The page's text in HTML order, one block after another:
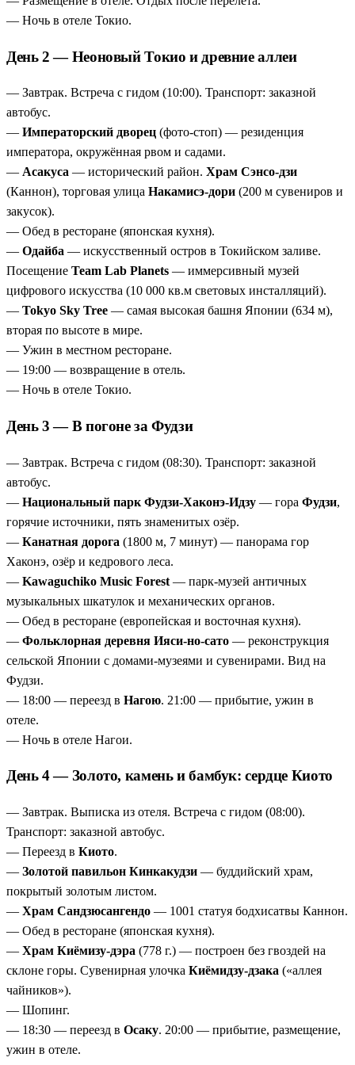
Остров Миядзима
Сад Кораку-эн в Окаяме— один из трёх величайших
Team Lab Planets и Sky Tree— современное искусство
и панорама Токио.
Синкансен в программе— переезд Киото – Токио на
скоростном поезде.
Индивидуальный тур в любые даты— старт, когда
удобно вам.
— Ночь в отеле Токио.
День 2 — Неоновый Токио и древние аллеи
— Завтрак. Встреча с гидом (10:00). Транспорт: заказной
автобус.
— Императорский дворец (фото-стоп) — резиденция
императора, окружённая рвом и садами.
— Асакуса — исторический район. Храм Сэнсо-дзи
(Каннон), торговая улица Накамисэ-дори (200 м сувениров и
закусок).
— Обед в ресторане (японская кухня).
— Одайба — искусственный остров в Токийском заливе.
Посещение Team Lab Planets — иммерсивный музей
цифрового искусства (10 000 кв.м световых инсталляций).
— Tokyo Sky Tree — самая высокая башня Японии (634 м),
вторая по высоте в мире.
— Ужин в местном ресторане.
— 19:00 — возвращение в отель.
— Ночь в отеле Токио.
День 3 — В погоне за Фудзи
— Завтрак. Встреча с гидом (08:30). Транспорт: заказной
автобус.
— Национальный парк Фудзи-Хаконэ-Идзу — гора Фудзи,
горячие источники, пять знаменитых озёр.
— Канатная дорога (1800 м, 7 минут) — панорама гор
Хаконэ, озёр и кедрового леса.
— Kawaguchiko Music Forest — парк-музей античных
музыкальных шкатулок и механических органов.
— Обед в ресторане (европейская и восточная кухня).
— Фольклорная деревня Ияси-но-сато — реконструкция
сельской Японии с домами-музеями и сувенирами. Вид на
Фудзи.
— 18:00 — переезд в Нагою. 21:00 — прибытие, ужин в
отеле.
— Ночь в отеле Нагои.
День 4 — Золото, камень и бамбук: сердце Киото
— Завтрак. Выписка из отеля. Встреча с гидом (08:00).
Транспорт: заказной автобус.
— Переезд в Киото.
— Золотой павильон Кинкакудзи — буддийский храм,
покрытый золотым листом.
— Храм Сандзюсангендо — 1001 статуя бодхисатвы Каннон.
— Обед в ресторане (японская кухня).
— Храм Киёмизу-дэра (778 г.) — построен без гвоздей на
склоне горы. Сувенирная улочка Киёмидзу-дзака («аллея
чайников»).
— Шопинг.
— 18:30 — переезд в Осаку. 20:00 — прибытие, размещение,
ужин в отеле.